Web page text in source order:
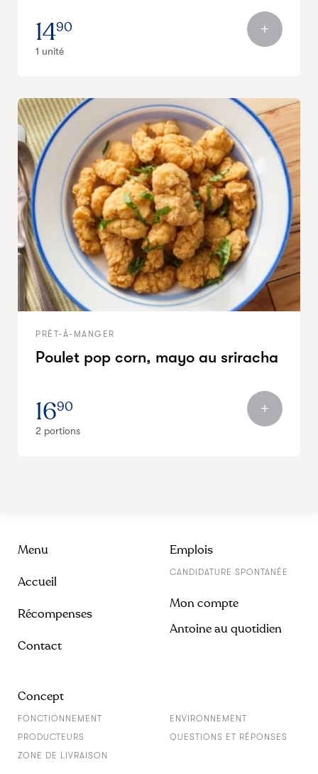
1490
1 unité
PRÊT-À-MANGER
Poulet pop corn, mayo au sriracha
1690
2 portions
Menu
Accueil
Récompenses
Contact
Emplois
CANDIDATURE SPONTANÉE
Mon compte
Antoine au quotidien
Concept
FONCTIONNEMENT
ENVIRONNEMENT
PRODUCTEURS
QUESTIONS ET RÉPONSES
ZONE DE LIVRAISON